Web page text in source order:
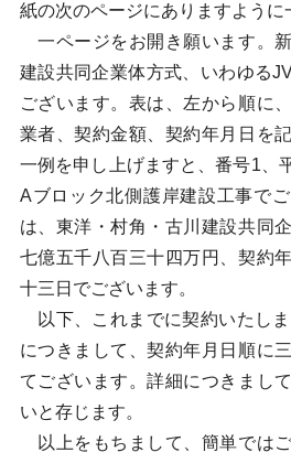
紙の次のページにありますように
一ページをお開き願います。
建設共同企業体方式、いわゆる
ございます。表は、左から順に
業者、契約金額、契約年月日を
一例を申し上げますと、番号1、
Aブロック北側護岸建設工事で
は、東洋・村角・古川建設共同
七億五千八百三十四万円、契約
十三日でございます。
以下、これまでに契約いたし
につきまして、契約年月日順に
てございます。詳細につきまし
いと存じます。
以上をもちまして、簡単では